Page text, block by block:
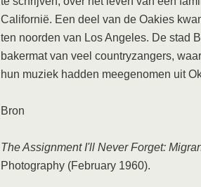
Californië. Een deel van de Oakies
ten noorden van Los Angeles. De stad
bakermat van veel countryzangers,
hun muziek hadden meegenomen uit
Bron
The Assignment I'll Never Forget:
Photography (February 1960).